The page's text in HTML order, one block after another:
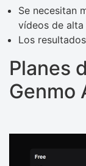
Se necesitan
vídeos de alta
Los
Planes
Genmo